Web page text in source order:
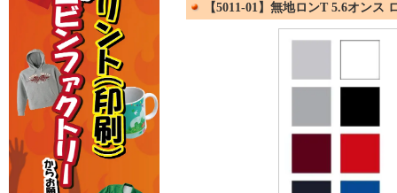
【5011-01】無地ロンT 5.6オン